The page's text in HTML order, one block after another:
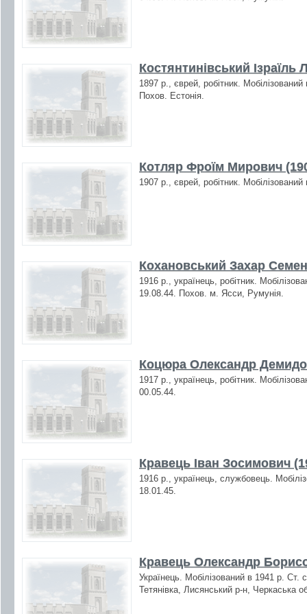
Костянтинівський Ізраїль
1897 р., єврей, робітник.
Похов. Естонія.
Котляр Фроїм Мирович
1907 р., єврей, робітник.
Кохановський Захар
1916 р., українець, робітник.
19.08.44. Похов. м. Ясси, Румунія.
Коцюра Олександр
1917 р., українець, робітник.
00.05.44.
Кравець Іван Зосимович
1916 р., українець, службовець.
18.01.45.
Кравець Олександр
Українець. Мобілізований в 1941 р.
Тетянівка, Лисянський р-н, Черкаська